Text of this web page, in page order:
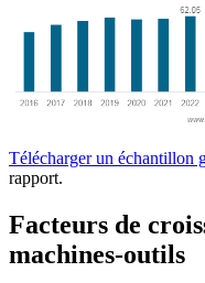
Télécharger un échantillon
rapport.
Facteurs de
machines-outils